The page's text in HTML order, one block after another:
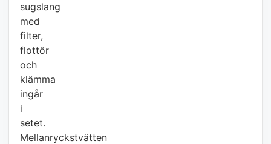
sugslang
med
filter,
flottör
och
klämma
ingår
i
setet.
Mellanryckstvätten